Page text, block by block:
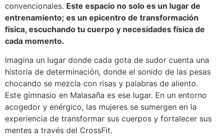
convencionales. Este espacio no solo es un lugar de
entrenamiento; es un epicentro de transformación
física, escuchando tu cuerpo y necesidades física de
cada momento.
Imagina un lugar donde cada gota de sudor cuenta una
historia de determinación, donde el sonido de las pesas
chocando se mezcla con risas y palabras de aliento.
Este gimnasio en Malasaña es ese lugar. En un entorno
acogedor y enérgico, las mujeres se sumergen en la
experiencia de transformar sus cuerpos y fortalecer sus
mentes a través del CrossFit.